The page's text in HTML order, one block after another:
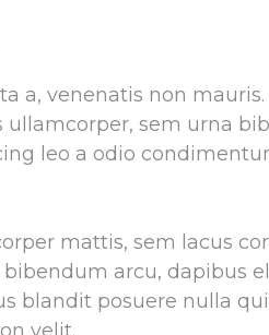
a, venenatis non
sem urna
leo a odio
mattis, sem lacus
bibendum arcu, dapibus
blandit posuere nulla